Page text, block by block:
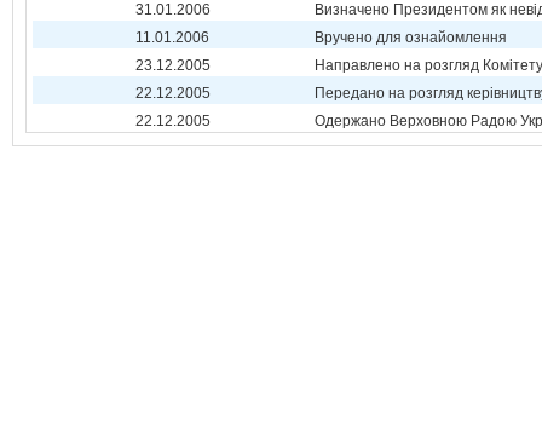
31.01.2006
Визначено Президентом як
11.01.2006
Вручено для ознайомлення
23.12.2005
Направлено на розгляд Комітету
22.12.2005
Передано на розгляд
22.12.2005
Одержано Верховною Радою